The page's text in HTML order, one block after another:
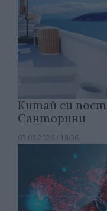
Китай си
Санторини
03.08.2026 / 18:36